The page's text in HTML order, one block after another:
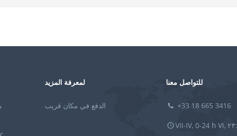
لمعرفة المزيد
الدفع في مكان قريب
للتواصل معنا
+33 18 665 3416